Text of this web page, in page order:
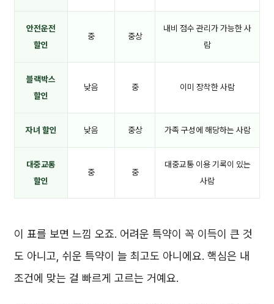
안전운전
할인
중 중상
내비 점수 관리가 가능한 사
람
블랙박스
할인
낮음 중 이미 장착한 사람
자녀 할인 낮음 중상 가족 구성에 해당하는 사람
대중교통
할인
중 중
대중교통 이용 기록이 있는
사람
이 표를 보면 느낌 오죠. 어려운 특약이 꼭 이득이 큰 것
도 아니고, 쉬운 특약이 늘 최고도 아니에요. 핵심은 내
조건에 맞는 걸 빠르게 고르는 거예요.